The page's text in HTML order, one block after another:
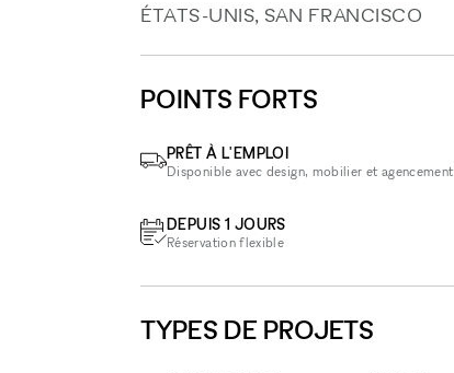
ÉTATS-UNIS, SAN FRANCISCO
POINTS FORTS
PRÊT À L'EMPLOI
Disponible avec design, mobilier et agencement
DEPUIS 1 JOURS
Réservation flexible
TYPES DE PROJETS